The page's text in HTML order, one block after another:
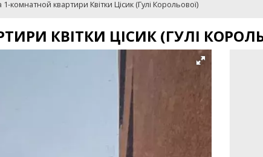
комнатной квартири Квітки Цісик (Гулі Корольової)
КВІТКИ ЦІСИК (ГУЛІ